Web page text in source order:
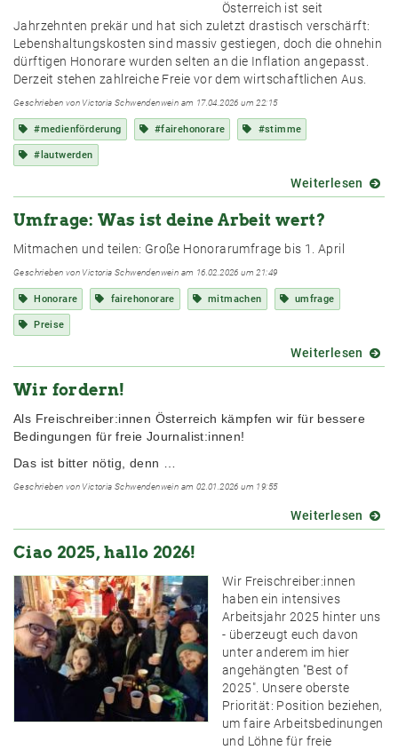
Österreich ist seit
Jahrzehnten prekär und hat sich zuletzt drastisch verschärft:
Lebenshaltungskosten sind massiv gestiegen, doch die ohnehin
dürftigen Honorare wurden selten an die Inflation angepasst.
Derzeit stehen zahlreiche Freie vor dem wirtschaftlichen Aus.
Geschrieben von Victoria Schwendenwein am 17.04.2026 um 22:15
#medienförderung #fairehonorare #stimme
#lautwerden
Weiterlesen über
Umfrage: Was ist deine Arbeit wert?
Mitmachen und teilen: Große Honorarumfrage bis 1. April
Geschrieben von Victoria Schwendenwein am 16.02.2026 um 21:49
Honorare fairehonorare mitmachen umfrage
Preise
Weiterlesen über
deine
Wir fordern!
Als Freischreiber:innen Österreich kämpfen wir für bessere
Bedingungen für freie Journalist:innen!
Das ist bitter nötig, denn …
Geschrieben von Victoria Schwendenwein am 02.01.2026 um 19:55
Weiterlesen über
Wir
Ciao 2025, hallo 2026!
Wir Freischreiber:innen
haben ein intensives
Arbeitsjahr 2025 hinter uns
- überzeugt euch davon
unter anderem im hier
angehängten "Best of
2025". Unsere oberste
Priorität: Position beziehen,
um faire Arbeitsbedinungen
und Löhne für freie